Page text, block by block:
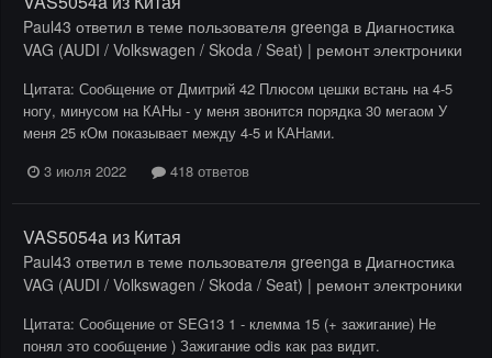
Paul43 ответил в теме пользователя greenga в Диагностика
VAG (AUDI / Volkswagen / Skoda / Seat) | ремонт электроники
Цитата: Сообщение от Дмитрий 42 Плюсом цешки встань на 4-5
ногу, минусом на КАНы - у меня звонится порядка 30 мегаом У
меня 25 кОм показывает между 4-5 и КАНами.
3 июля 2022
418 ответов
VAS5054a из Китая
Paul43 ответил в теме пользователя greenga в Диагностика
VAG (AUDI / Volkswagen / Skoda / Seat) | ремонт электроники
Цитата: Сообщение от SEG13 1 - клемма 15 (+ зажигание) Не
понял это сообщение ) Зажигание odis как раз видит.